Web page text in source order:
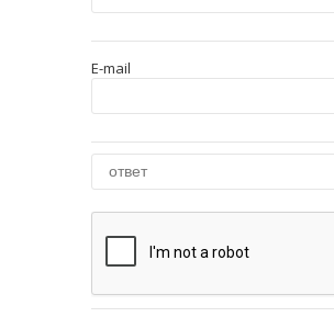
E-mail